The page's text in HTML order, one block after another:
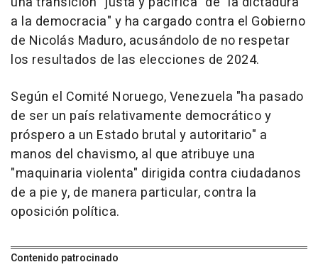
a la democracia" y ha cargado contra el Gobierno
de Nicolás Maduro, acusándolo de no respetar
los resultados de las elecciones de 2024.
Según el Comité Noruego, Venezuela "ha pasado
de ser un país relativamente democrático y
próspero a un Estado brutal y autoritario" a
manos del chavismo, al que atribuye una
"maquinaria violenta" dirigida contra ciudadanos
de a pie y, de manera particular, contra la
oposición política.
Contenido patrocinado